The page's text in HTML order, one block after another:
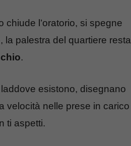
chiude l’oratorio, si spegne
la palestra del quartiere resta
.
esistono, disegnano
velocità nelle prese in carico
ti aspetti.